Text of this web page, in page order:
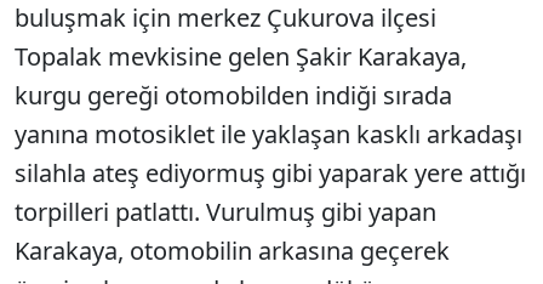
buluşmak için merkez Çukurova ilçesi
Topalak mevkisine gelen Şakir Karakaya,
kurgu gereği otomobilden indiği sırada
yanına motosiklet ile yaklaşan kasklı arkadaşı
silahla ateş ediyormuş gibi yaparak yere attığı
torpilleri patlattı. Vurulmuş gibi yapan
Karakaya, otomobilin arkasına geçerek